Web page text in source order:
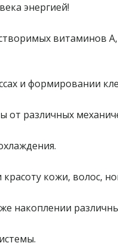
энергией!
витаминов
и формировании
различных
кожи, волос,
накоплении